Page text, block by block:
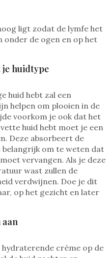
ligt zodat de lymfe het
onder de ogen en op het
je huidtype
huid hebt zal een
helpen om plooien in de
voorkom je ook dat het
huid hebt moet je een
Deze absorbeert de
om te weten dat
vervangen. Als je deze
wast zullen de
verdwijnen. Doe je dit
op het gezicht en later
crème op de